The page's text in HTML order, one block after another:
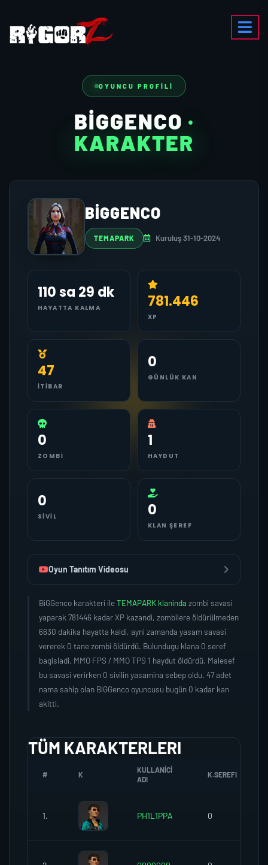
OYUNCU PROFILI
BIGGENCO ·
KARAKTER
BIGGENCO
TEMAPARK Kuruluş 31-10-2024
110 sa 29 dk
HAYATTA KALMA 781.446
XP
47
İTIBAR
0
GÜNLÜK KAN
0
ZOMBI
1
HAYDUT
0
SIVIL 0
KLAN ŞEREF
Oyun Tanıtım Videosu
BiGGenco karakteri ileTEMAPARK klaninda zombi savasi
yaparak 781446 kadar XP kazandi, zombilere öldürülmeden
6630 dakika hayatta kaldi, ayni zamanda yasam savasi
vererek 0 tane zombi öldürdü. Bulundugu klana 0 seref
bagisladi, MMO FPS / MMO TPS 1 haydut öldürdü. Malesef
bu savasi verirken 0 sivilin yasamina sebep oldu. 47 adet
nama sahip olan BiGGenco oyuncusu bugün 0 kadar kan
akitti.
TÜM KARAKTERLERI
# K
KULLANICI
ADI
K.SEREFI
1. PH1L1PPA 0